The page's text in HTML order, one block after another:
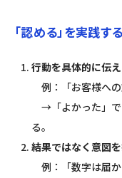
「認める」を実践す
行動を具体的に伝
例：「お客様への
→「よかった」で
る。
結果ではなく意図
例：「数字は届